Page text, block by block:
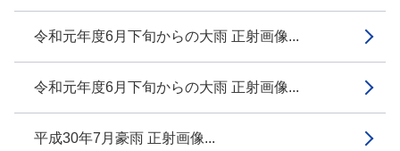
令和元年度6月下旬からの大雨 正射画像...
令和元年度6月下旬からの大雨 正射画像...
平成30年7月豪雨 正射画像...